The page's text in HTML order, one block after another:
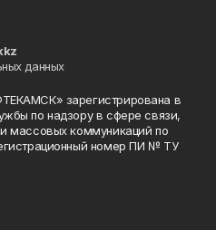
данных
зарегистрирована в
по надзору в сфере связи,
массовых коммуникаций по
номер ПИ № ТУ